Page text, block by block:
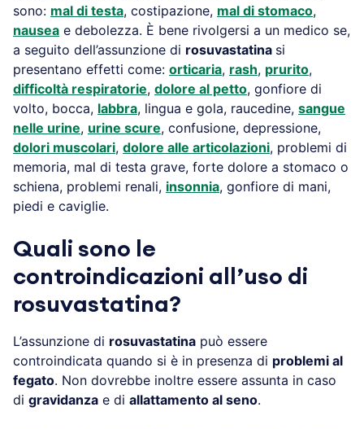
sono: mal di testa, costipazione, mal di stomaco,
nausea e debolezza. È bene rivolgersi a un medico se,
a seguito dell’assunzione di rosuvastatina si
presentano effetti come: orticaria, rash, prurito,
difficoltà respiratorie, dolore al petto, gonfiore di
volto, bocca, labbra, lingua e gola, raucedine, sangue
nelle urine, urine scure, confusione, depressione,
dolori muscolari, dolore alle articolazioni, problemi di
memoria, mal di testa grave, forte dolore a stomaco o
schiena, problemi renali, insonnia, gonfiore di mani,
piedi e caviglie.
Quali sono le
controindicazioni all’uso di
rosuvastatina?
L’assunzione di rosuvastatina può essere
controindicata quando si è in presenza di problemi al
fegato. Non dovrebbe inoltre essere assunta in caso
di gravidanza e di allattamento al seno.